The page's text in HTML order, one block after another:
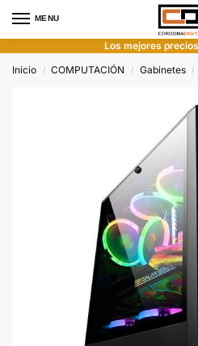
MENU
Los mejores
Inicio
/ COMPUTACIÓN / Gabinetes /